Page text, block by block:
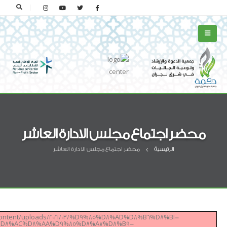
محضر اجتماع مجلس الادارة العاشر
الرئيسية محضر اجتماع مجلس الادارة العاشر
uploads/2021/03/%D9%85%D8%AD%D8%B6%D8%B1-